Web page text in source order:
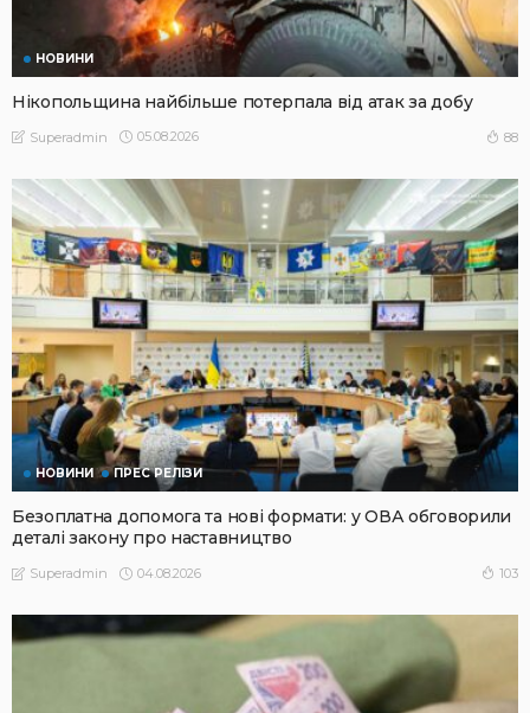
НОВИНИ
Нікопольщина найбільше потерпала від атак за добу
Superadmin 05.08.2026 88
НОВИНИ ПРЕС РЕЛІЗИ
Безоплатна допомога та нові формати: у ОВА обговорили
деталі закону про наставництво
Superadmin 04.08.2026 103